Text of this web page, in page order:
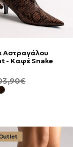
Αστραγάλου
- Καφέ Snake
ΚΑΝΟΝΙΚΉ